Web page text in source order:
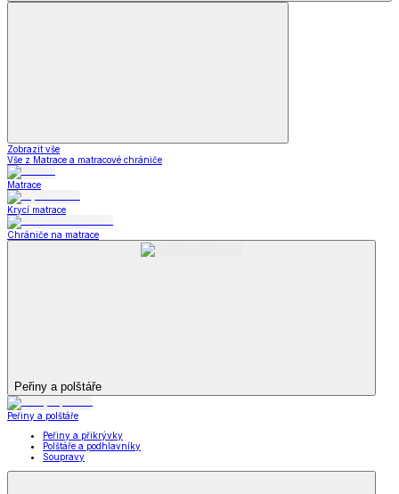
Zobrazit vše
Vše z Matrace a matracové chrániče
Matrace
Krycí matrace
Chrániče na matrace
Peřiny a polštáře
Peřiny a polštáře
Peřiny a přikrývky
Polštáře a podhlavníky
Soupravy